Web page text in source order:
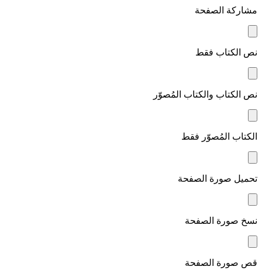
مشاركة الصفحة
نص الكتاب فقط
نص الكتاب والكتاب المُصوّر
الكتاب المُصوّر فقط
تحميل صورة الصفحة
نسخ صورة الصفحة
قص صورة الصفحة